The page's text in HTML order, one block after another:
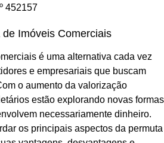
452157
Imóveis Comerciais
é uma alternativa cada vez
e empresariais que buscam
o aumento da valorização
estão explorando novas formas
necessariamente dinheiro.
os principais aspectos da permuta